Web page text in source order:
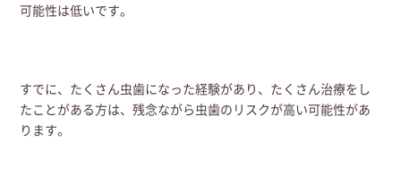
可能性は低いです。
すでに、たくさん虫歯になった経験があり、たくさん治療をし
たことがある方は、残念ながら虫歯のリスクが高い可能性があ
ります。